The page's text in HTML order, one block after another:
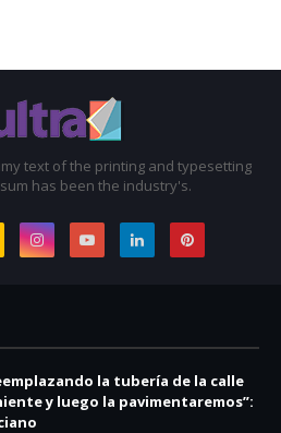
text of the printing and typesetting
has been the industry's.
la tubería de la calle
y luego la pavimentaremos”: